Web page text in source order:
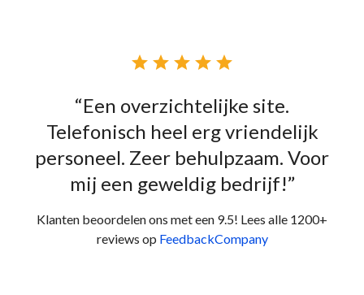
    
“Een overzichtelijke site.
Telefonisch heel erg vriendelijk
personeel. Zeer behulpzaam. Voor
mij een geweldig bedrijf!”
Klanten beoordelen ons met een 9.5! Lees alle 1200+
reviews op FeedbackCompany